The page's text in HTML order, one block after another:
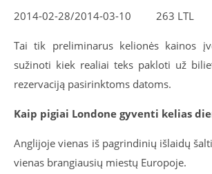
2014-02-28/2014-03-10 263 LTL
Tai tik preliminarus kelionės kainos
sužinoti kiek realiai teks pakloti už
rezervaciją pasirinktoms datoms.
Kaip pigiai Londone gyventi kelias
Anglijoje vienas iš pagrindinių išlaidų
vienas brangiausių miestų Europoje.